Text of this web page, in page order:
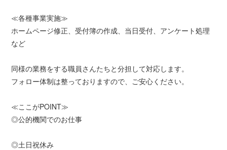
≪各種事業実施≫
ホームページ修正、受付簿の作成、当日受付、アンケート処理
など
同様の業務をする職員さんたちと分担して対応します。
フォロー体制は整っておりますので、ご安心ください。
≪ここがPOINT≫
◎公的機関でのお仕事
◎土日祝休み